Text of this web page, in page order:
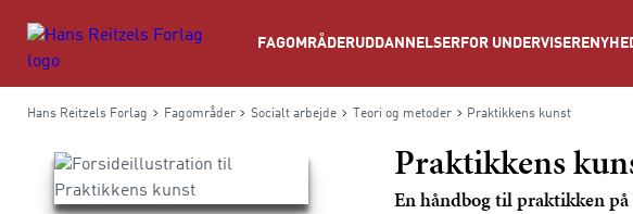
FAGOMRÅDERUDDANNELSER FOR UNDERVISERE
Hans Reitzels Forlag Fagområder Socialt arbejde Teori og metoder Praktikkens kunst
Praktikkens
En håndbog til praktikken